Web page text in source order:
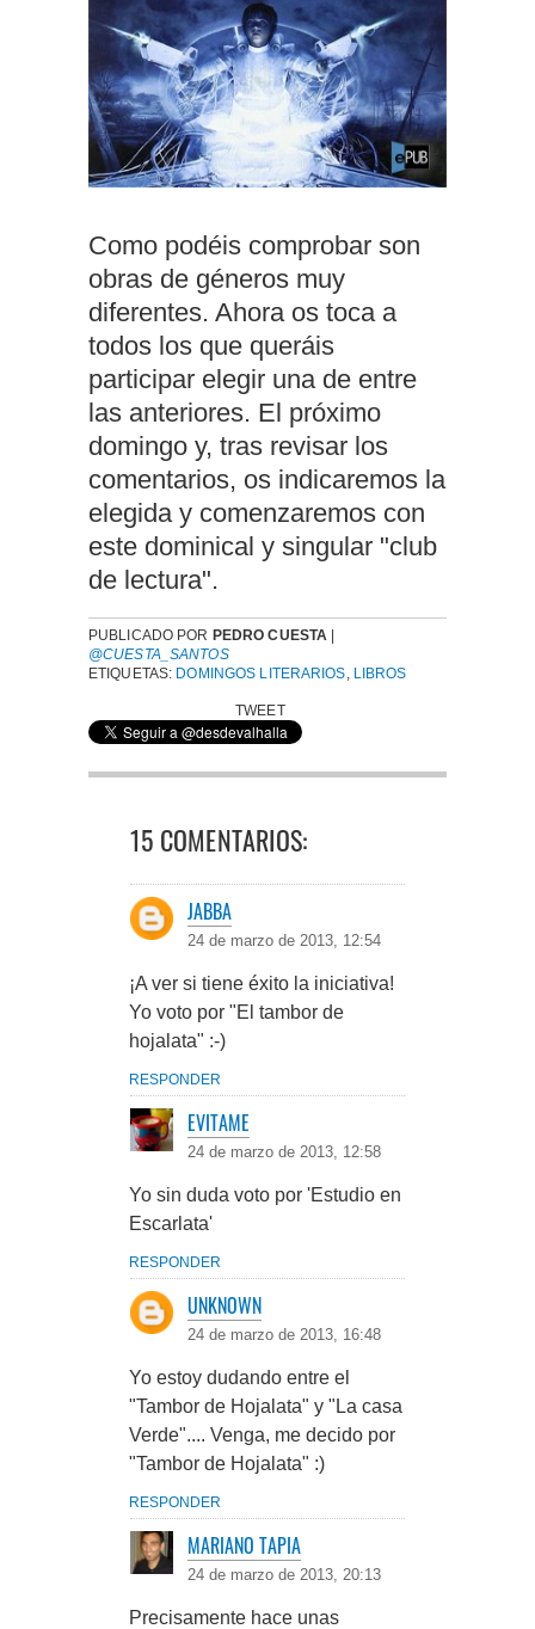
Como podéis comprobar son
obras de géneros muy
diferentes. Ahora os toca a
todos los que queráis
participar elegir una de entre
las anteriores. El próximo
domingo y, tras revisar los
comentarios, os indicaremos la
elegida y comenzaremos con
este dominical y singular "club
de lectura".
PUBLICADO POR PEDRO CUESTA |
@CUESTA_SANTOS
ETIQUETAS: DOMINGOS LITERARIOS LIBROS
TWEET
15 COMENTARIOS:
JABBA
24 de marzo de 2013, 12:54
¡A ver si tiene éxito la iniciativa!
Yo voto por "El tambor de
hojalata" :-)
RESPONDER
EVITAME
24 de marzo de 2013, 12:58
Yo sin duda voto por 'Estudio en
Escarlata'
RESPONDER
UNKNOWN
24 de marzo de 2013, 16:48
Yo estoy dudando entre el
"Tambor de Hojalata" y "La casa
Verde".... Venga, me decido por
"Tambor de Hojalata" :)
RESPONDER
MARIANO TAPIA
24 de marzo de 2013, 20:13
Precisamente hace unas